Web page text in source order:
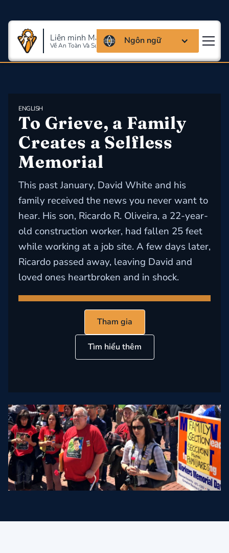
Liên minh Massachusettes
Về An Toàn Và Sức Khỏe Lao Động
Ngôn ngữ
ENGLISH
To Grieve, a Family
Creates a Selfless
Memorial
This past January, David White and his
family received the news you never want to
hear. His son, Ricardo R. Oliveira, a 22-year-
old construction worker, had fallen 25 feet
while working at a job site. A few days later,
Ricardo passed away, leaving David and
loved ones heartbroken and in shock.
Tham gia
Tìm hiểu thêm